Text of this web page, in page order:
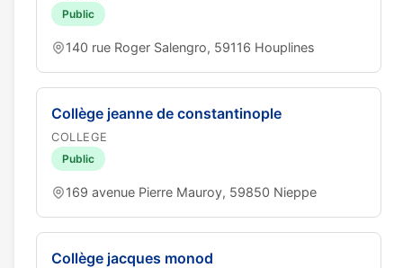
Public
140 rue Roger Salengro, 59116 Houplines
Collège jeanne de constantinople
COLLEGE
Public
169 avenue Pierre Mauroy, 59850 Nieppe
Collège jacques monod